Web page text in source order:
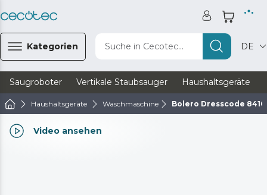
Kategorien Suche in Cecotec... DE
Saugroboter Vertikale Staubsauger Haushaltsgeräte
Haushaltsgeräte Waschmaschine Bolero Dresscode
Video ansehen